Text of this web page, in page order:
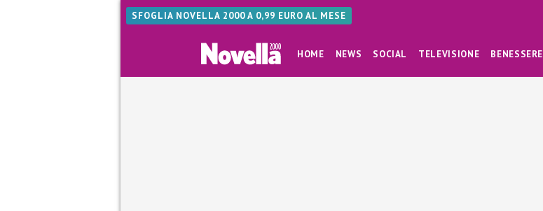
SFOGLIA NOVELLA 2000 A 0,99 EURO AL MESE
HOME NEWS SOCIAL TELEVISIONE BENESSERE